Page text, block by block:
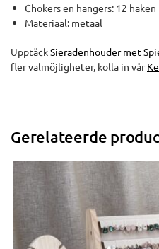
Chokers en hangers: 12 haken
Materiaal: metaal
UpptäckSieradenhouder met
fler valmöjligheter, kolla in vår
Gerelateerde